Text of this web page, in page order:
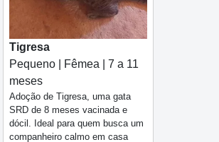
Tigresa
Pequeno | Fêmea | 7 a 11
meses
Adoção de Tigresa, uma gata
SRD de 8 meses vacinada e
dócil. Ideal para quem busca um
companheiro calmo em casa